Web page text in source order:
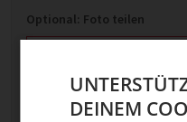
Optional: Foto teilen
Keine Datei ausgewählt
Maximale Dateigröße: 8 MB.
DEINEM